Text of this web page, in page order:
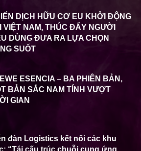
DỊCH HỮU CƠ EU KHỞI ĐỘNG
VIỆT NAM, THÚC ĐẨY NGƯỜI
DÙNG ĐƯA RA LỰA CHỌN
SUỐT
ESENCIA – BA PHIÊN BẢN,
BẢN SẮC NAM TÍNH VƯỢT
GIAN
đàn Logistics kết nối các khu